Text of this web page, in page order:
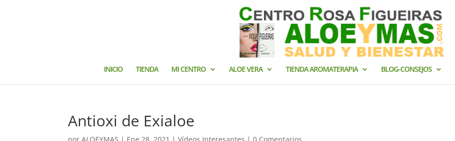
INICIO TIENDA MI CENTRO ALOE VERA TIENDA AROMATERAPIA BLOG-CONSEJOS
Antioxi de Exialoe